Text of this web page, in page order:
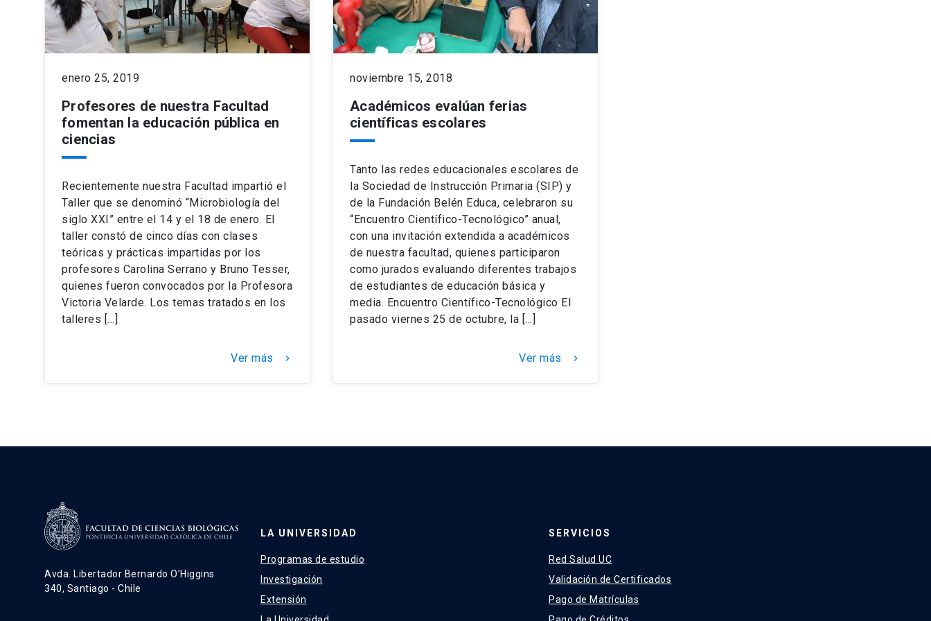
enero 25, 2019
Profesores de nuestra Facultad
fomentan la educación pública en
ciencias
Recientemente nuestra Facultad impartió el
Taller que se denominó “Microbiología del
siglo XXI” entre el 14 y el 18 de enero. El
taller constó de cinco días con clases
teóricas y prácticas impartidas por los
profesores Carolina Serrano y Bruno Tesser,
quienes fueron convocados por la Profesora
Victoria Velarde. Los temas tratados en los
talleres […]
Ver más keyboard_arrow_right
noviembre 15, 2018
Académicos evalúan ferias
científicas escolares
Tanto las redes educacionales escolares de
la Sociedad de Instrucción Primaria (SIP) y
de la Fundación Belén Educa, celebraron su
“Encuentro Científico-Tecnológico” anual,
con una invitación extendida a académicos
de nuestra facultad, quienes participaron
como jurados evaluando diferentes trabajos
de estudiantes de educación básica y
media. Encuentro Científico-Tecnológico El
pasado viernes 25 de octubre, la […]
Ver más keyboard_arrow_right
Avda. Libertador Bernardo O’Higgins
340, Santiago - Chile
LA UNIVERSIDAD
Programas de estudio
Investigación
Extensión
SERVICIOS
Red Salud UC
Validación de Certificados
Pago de Matrículas